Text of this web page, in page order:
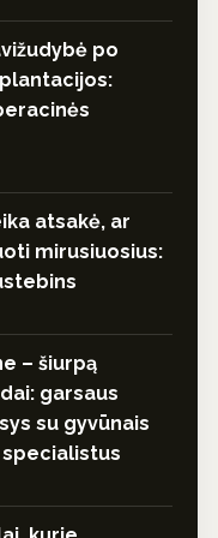
po
atsakė, ar
mirusiuosius:
– šiurpą
garsaus
su gyvūnais